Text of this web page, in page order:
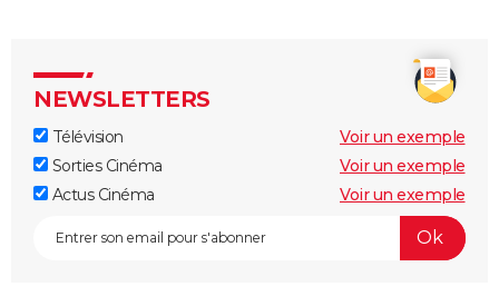
NEWSLETTERS
Télévision
Voir un exemple
Sorties Cinéma
Voir un exemple
Actus Cinéma
Voir un exemple